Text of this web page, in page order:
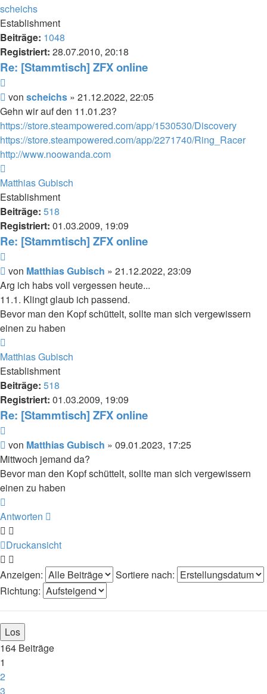
oben
scheichs
Establishment
Beiträge: 1048
Registriert: 28.07.2010, 20:18
Re: [Stammtisch] ZFX online
Beitrag
von scheichs » 21.12.2022, 22:05
Gehn wir auf den 11.01.23?
https://store.steampowered.com/app/1530530/Discovery
https://store.steampowered.com/app/2271740/Ring_Racer
http://www.noowanda.com
oben
Matthias Gubisch
Establishment
Beiträge: 518
Registriert: 01.03.2009, 19:09
Re: [Stammtisch] ZFX online
Beitrag
von Matthias Gubisch » 21.12.2022, 23:09
Arg ich habs voll vergessen heute...
11.1. Klingt glaub ich passend.
Bevor man den Kopf schüttelt, sollte man sich vergewissern
einen zu haben
oben
Matthias Gubisch
Establishment
Beiträge: 518
Registriert: 01.03.2009, 19:09
Re: [Stammtisch] ZFX online
Beitrag
von Matthias Gubisch » 09.01.2023, 17:25
Mittwoch jemand da?
Bevor man den Kopf schüttelt, sollte man sich vergewissern
einen zu haben
oben
Antworten
Druckansicht
Anzeigen:
Sortiere nach:
Richtung:
164 Beiträge
1
2
3